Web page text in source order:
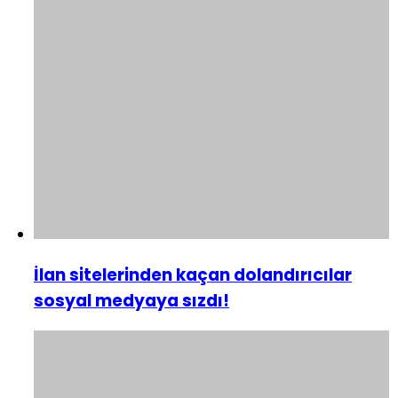
İlan sitelerinden kaçan dolandırıcılar
sosyal medyaya sızdı!